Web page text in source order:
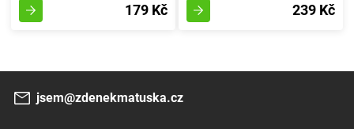
179 Kč 239 Kč
jsem@zdenekmatuska.cz